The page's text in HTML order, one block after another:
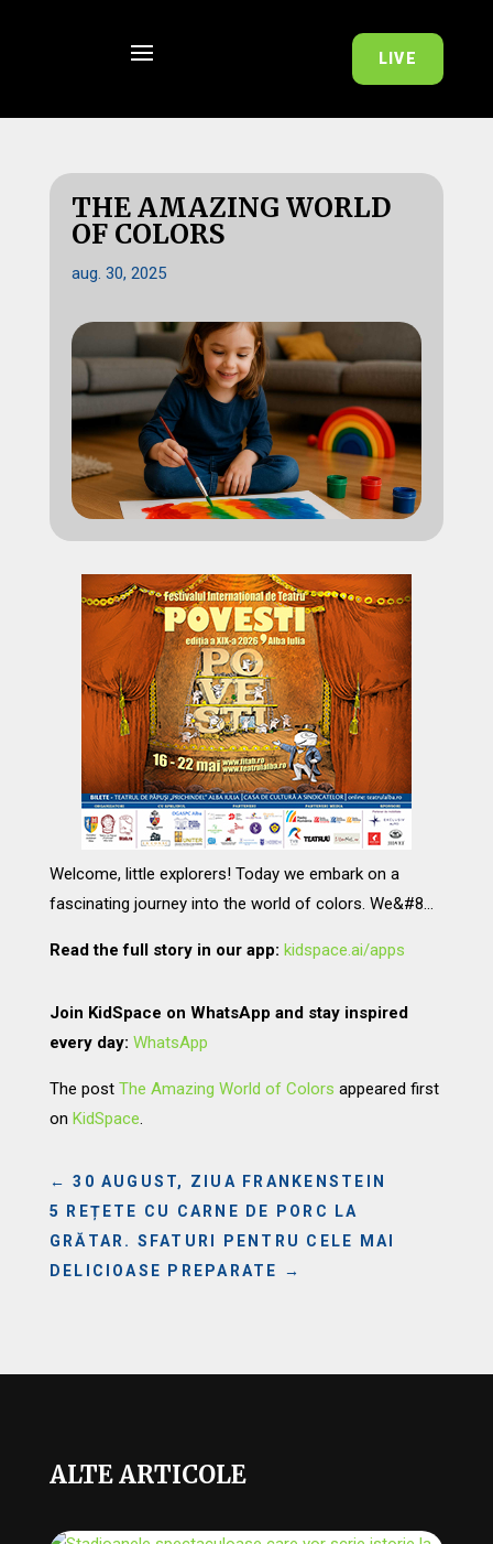
LIVE
THE AMAZING WORLD
OF COLORS
aug. 30, 2025
Welcome, little explorers! Today we embark on a
fascinating journey into the world of colors. We&#8…
Read the full story in our app: kidspace.ai/apps
Join KidSpace on WhatsApp and stay inspired
every day: WhatsApp
The post The Amazing World of Colors appeared first
on KidSpace.
←30 AUGUST, ZIUA FRANKENSTEIN
5 REȚETE CU CARNE DE PORC LA
GRĂTAR. SFATURI PENTRU CELE MAI
DELICIOASE PREPARATE
→
ALTE ARTICOLE